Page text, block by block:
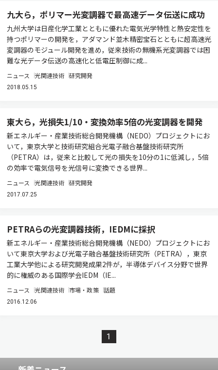
九大ら，ポリマー光変調器で最高速データ伝送に成功
九州大学は日産化学工業とともに優れた電気光学特性と熱安定性を
持つポリマーの開発を，アダマンド並木精密宝石とともに超高速光
変調器のモジュール開発を進め，従来技術の無機系光変調器では困
難な光データ伝送の高速化と低電圧制御に成...
ニュース 光関連技術 研究開発
2018.05.15
東大ら，光損失1/10・変換効率5倍の光変調器を開発
新エネルギー・産業技術総合開発機構（NEDO）プロジェクトにお
いて，東京大学と技術研究組合光電子融合基盤技術研究所
（PETRA）は，従来と比較して光の損失を10分の1に低減し，5倍
の効率で電気信号を光信号に変換できる世界...
ニュース 光関連技術 研究開発
2017.07.25
PETRAらの光変調器技術，IEDMに採択
新エネルギー・産業技術総合開発機構（NEDO）プロジェクトにお
いて東京大学および光電子融合基盤技術研究所（PETRA），東京
工業大学他による研究開発成果2件が，半導体デバイス分野で世界
的に権威のある国際学会IEDM（IE...
ニュース 光関連技術 市場・政策 話題
2016.12.06
1